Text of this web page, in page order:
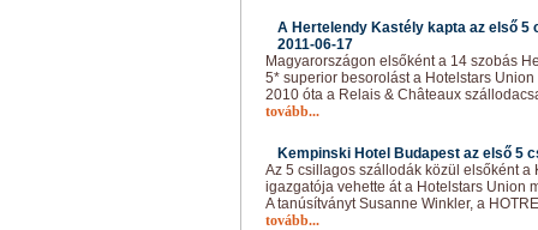
A Hertelendy Kastély kapta az első 5
2011-06-17
Magyarországon elsőként a 14 szobás
5* superior besorolást a Hotelstars
2010 óta a Relais & Châteaux
tovább...
Kempinski Hotel Budapest az első 5
Az 5 csillagos szállodák közül elsőként a
igazgatója vehette át a Hotelstars Union
A tanúsítványt Susanne Winkler, a
tovább...